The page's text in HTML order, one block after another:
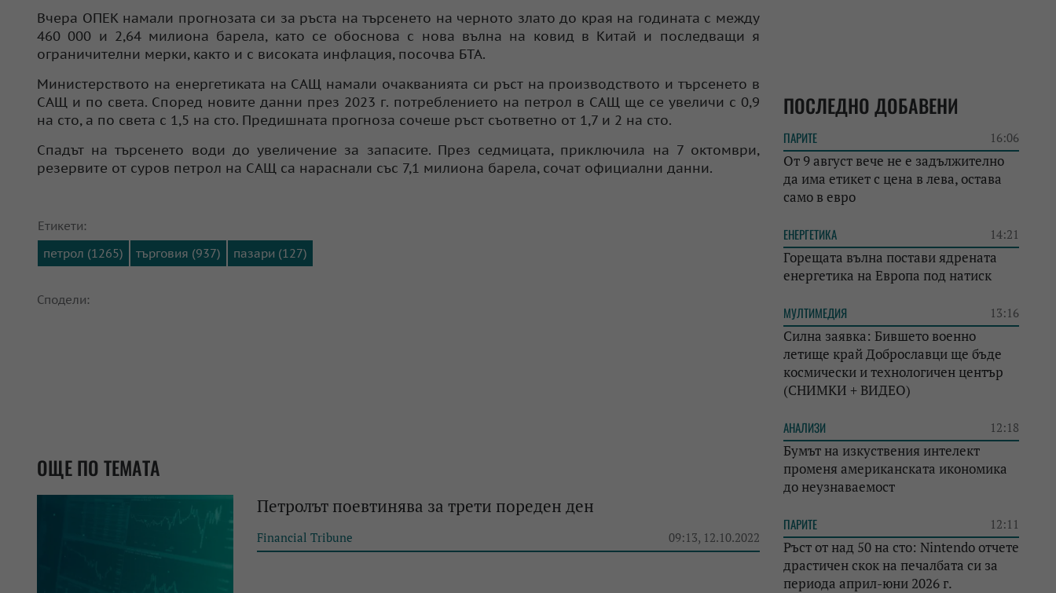
Вчера ОПЕК намали прогнозата си за ръста на търсенето на черното злато до края на годината с между
460 000 и 2,64 милиона барела, като се обоснова с нова вълна на ковид в Китай и последващи я
ограничителни мерки, както и с високата инфлация, посочва БТА.
Министерството на енергетиката на САЩ намали очакванията си ръст на производството и търсенето в
САЩ и по света. Според новите данни през 2023 г. потреблението на петрол в САЩ ще се увеличи с 0,9
на сто, а по света с 1,5 на сто. Предишната прогноза сочеше ръст съответно от 1,7 и 2 на сто.
Спадът на търсенето води до увеличение за запасите. През седмицата, приключила на 7 октомври,
резервите от суров петрол на САЩ са нараснали със 7,1 милиона барела, сочат официални данни.
Етикети:
петрол (1265)
търговия (937) пазари (127)
Сподели:
ОЩЕ ПО ТЕМАТА
Петролът поевтинява за трети пореден ден
Financial Tribune 09:13, 12.10.2022
ПОСЛЕДНО ДОБАВЕНИ
ПАРИТЕ 16:06
От 9 август вече не е задължително
да има етикет с цена в лева, остава
само в евро
ЕНЕРГЕТИКА 14:21
Горещата вълна постави ядрената
енергетика на Европа под натиск
МУЛТИМЕДИЯ 13:16
Силна заявка: Бившето военно
летище край Доброславци ще бъде
космически и технологичен център
(СНИМКИ + ВИДЕО)
АНАЛИЗИ 12:18
Бумът на изкуствения интелект
променя американската икономика
до неузнаваемост
ПАРИТЕ 12:11
Ръст от над 50 на сто: Nintendo отчете
драстичен скок на печалбата си за
периода април-юни 2026 г.